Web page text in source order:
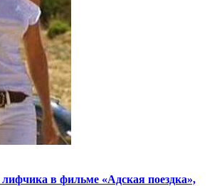
лифчика в фильме «Адская поездка»,